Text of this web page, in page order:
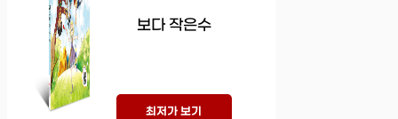
보다 작은수
최저가 보기